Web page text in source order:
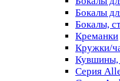
Бокалы
Бокалы,
Креманки
Кружки/
Кувшины,
Серия